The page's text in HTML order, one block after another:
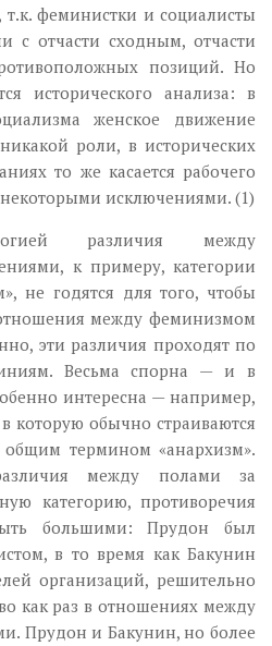
т.к. феминистки и социалисты
с отчасти сходным, отчасти
позиций. Но
исторического анализа: в
женское движение
роли, в исторических
то же касается рабочего
исключениями. (1)
различия между
к примеру, категории
не годятся для того, чтобы
между феминизмом
эти различия проходят по
Весьма спорна — и в
интересна — например,
которую обычно страиваются
термином «анархизм».
между полами за
категорию, противоречия
большими: Прудон был
в то время как Бакунин
организаций, решительно
как раз в отношениях между
Прудон и Бакунин, но более